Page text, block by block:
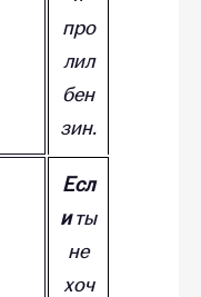
про
лил
бен
зин.
Есл
иты
не
хоч